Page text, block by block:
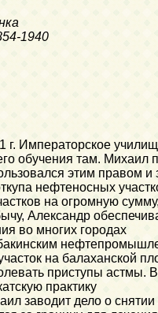
1940
Императорское
обучения там.
этим правом
нефтеносных
на огромную
Александр
во многих городах
на балаханской
приступы
практику
заводит дело о